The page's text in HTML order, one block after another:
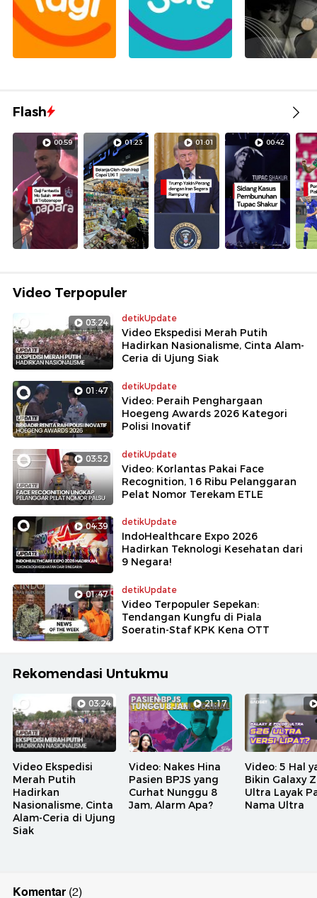
Flash
00:59 01:23 01:01 00:42
Video Terpopuler
03:24 detikUpdate
Video Ekspedisi Merah Putih
Hadirkan Nasionalisme, Cinta Alam-
Ceria di Ujung Siak
01:47 detikUpdate
Video: Peraih Penghargaan
Hoegeng Awards 2026 Kategori
Polisi Inovatif
03:52 detikUpdate
Video: Korlantas Pakai Face
Recognition, 16 Ribu Pelanggaran
Pelat Nomor Terekam ETLE
04:39 detikUpdate
IndoHealthcare Expo 2026
Hadirkan Teknologi Kesehatan dari
9 Negara!
01:47 detikUpdate
Video Terpopuler Sepekan:
Tendangan Kungfu di Piala
Soeratin-Staf KPK Kena OTT
Rekomendasi Untukmu
03:24
Video Ekspedisi
Merah Putih
Hadirkan
Nasionalisme, Cinta
Alam-Ceria di Ujung
Siak
21:17
Video: Nakes Hina
Pasien BPJS yang
Curhat Nunggu 8
Jam, Alarm Apa?
Video: 5 Hal
Bikin Galaxy
Ultra Layak
Nama Ultra